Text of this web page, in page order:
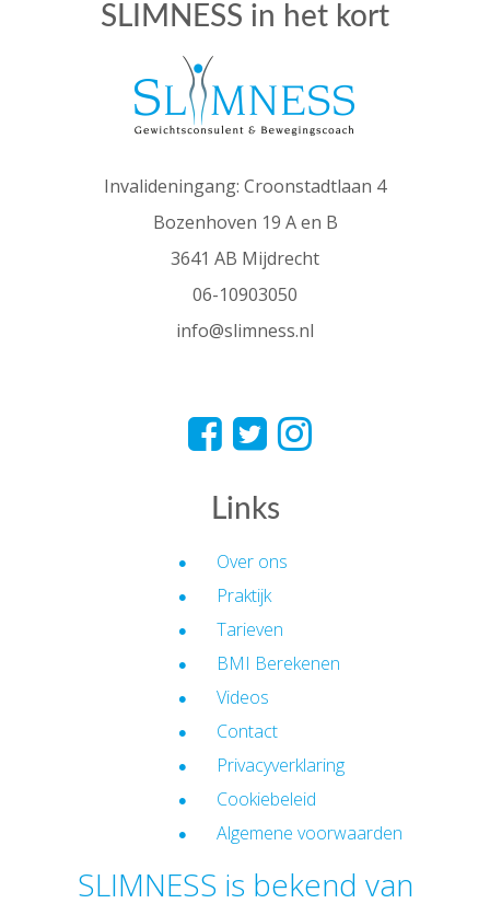
SLIMNESS in het kort
Invalideningang: Croonstadtlaan 4
Bozenhoven 19 A en B
3641 AB Mijdrecht
06-10903050
info@slimness.nl
Links
Over ons
Praktijk
Tarieven
BMI Berekenen
Videos
Contact
Privacyverklaring
Cookiebeleid
Algemene voorwaarden
SLIMNESS is bekend van